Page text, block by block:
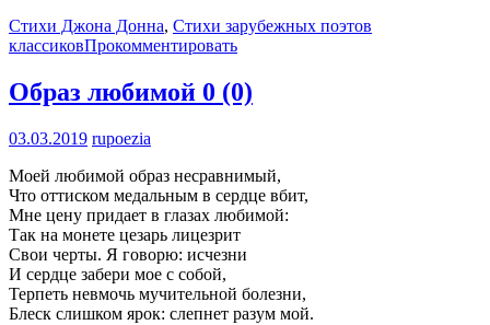
Стихи Джона Донна, Стихи зарубежных поэтов
классиковПрокомментировать
Образ любимой 0 (0)
03.03.2019 rupoezia
Моей любимой образ несравнимый,
Что оттиском медальным в сердце вбит,
Мне цену придает в глазах любимой:
Так на монете цезарь лицезрит
Свои черты. Я говорю: исчезни
И сердце забери мое с собой,
Терпеть невмочь мучительной болезни,
Блеск слишком ярок: слепнет разум мой.